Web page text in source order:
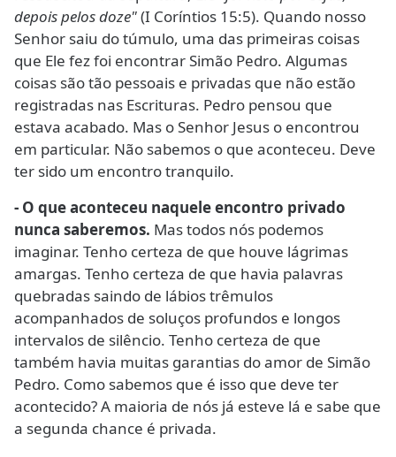
depois pelos doze"(I Coríntios 15:5). Quando nosso
Senhor saiu do túmulo, uma das primeiras coisas
que Ele fez foi encontrar Simão Pedro. Algumas
coisas são tão pessoais e privadas que não estão
registradas nas Escrituras. Pedro pensou que
estava acabado. Mas o Senhor Jesus o encontrou
em particular. Não sabemos o que aconteceu. Deve
ter sido um encontro tranquilo.
- O que aconteceu naquele encontro privado
nunca saberemos. Mas todos nós podemos
imaginar. Tenho certeza de que houve lágrimas
amargas. Tenho certeza de que havia palavras
quebradas saindo de lábios trêmulos
acompanhados de soluços profundos e longos
intervalos de silêncio. Tenho certeza de que
também havia muitas garantias do amor de Simão
Pedro. Como sabemos que é isso que deve ter
acontecido? A maioria de nós já esteve lá e sabe que
a segunda chance é privada.